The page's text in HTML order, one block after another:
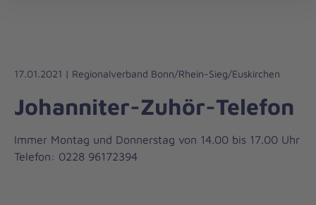
Liebe
Leben
17.01.2021 | Regionalverband Bonn/Rhein-Sieg/Euskirchen
Johanniter-Zuhör-Telefon
Immer Montag und Donnerstag von 14.00 bis 17.00 Uhr
Telefon: 0228 96172394